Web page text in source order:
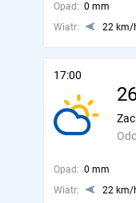
Opad: 0 mm
Wiatr:
22 km/
17:00
Opad: 0 mm
Wiatr:
22 km/